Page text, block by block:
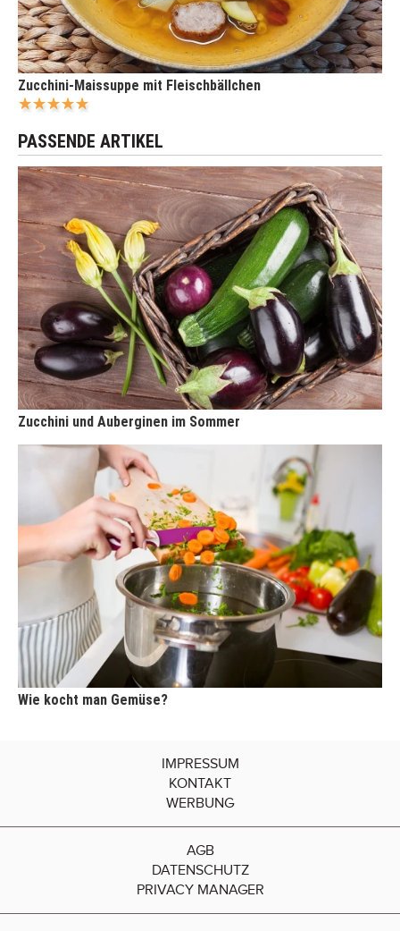
Zucchini-Maissuppe mit Fleischbällchen
PASSENDE ARTIKEL
Zucchini und Auberginen im Sommer
Wie kocht man Gemüse?
IMPRESSUM
KONTAKT
WERBUNG
AGB
DATENSCHUTZ
PRIVACY MANAGER